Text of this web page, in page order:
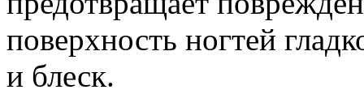
поверхность ногтей
и блеск.